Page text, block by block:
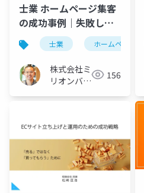
士業 ホームページ集客
の成功事例｜失敗しな
い制作・運用5つのポイ
ント
士業 ホームページ
株式会社ミ
リオンバリ
156